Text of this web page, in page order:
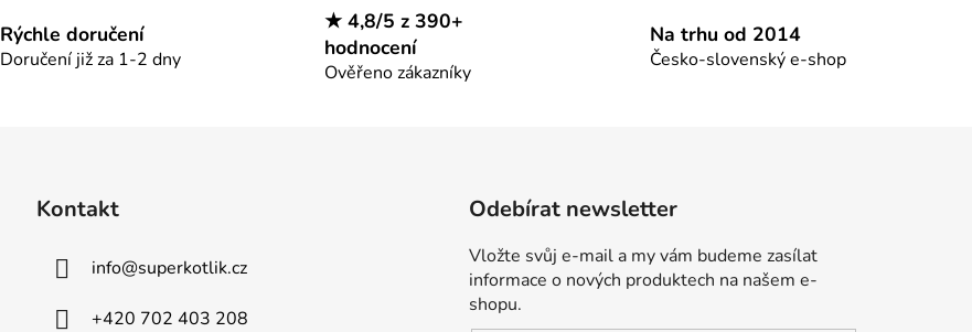
Rýchle doručení
Doručení již za 1-2 dny
★ 4,8/5 z 390+
hodnocení
Ověřeno zákazníky
Na trhu od 2014
Česko-slovenský e-shop
Kontakt
info@superkotlik.cz
+420 702 403 208
Odebírat newsletter
Vložte svůj e-mail a my vám budeme zasílat
informace o nových produktech na našem e-
shopu.